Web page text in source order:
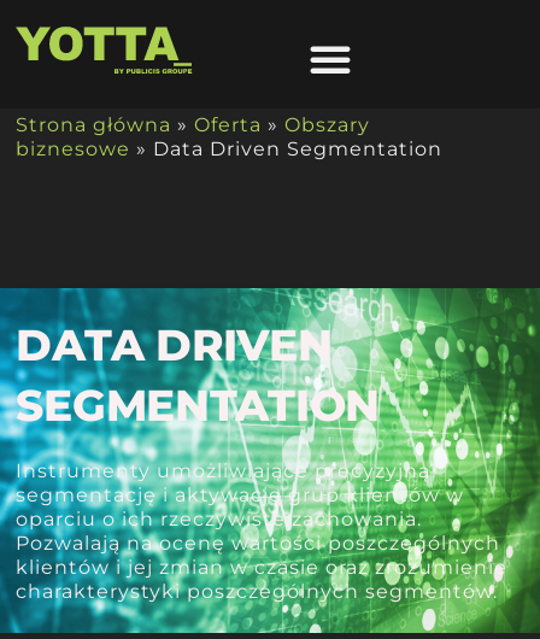
Strona główna »Oferta »Obszary
biznesowe » Data Driven Segmentation
DATA DRIVEN
SEGMENTATION
Instrumenty umożliwiające precyzyjną
segmentację i aktywację grup klientów w
oparciu o ich rzeczywiste zachowania.
Pozwalają na ocenę wartości poszczególnych
klientów i jej zmian w czasie oraz zrozumienie
charakterystyki poszczególnych segmentów.